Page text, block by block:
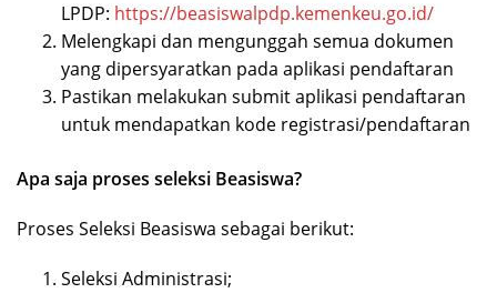
LPDP: https://beasiswalpdp.kemenkeu.go.id/
Melengkapi dan mengunggah semua dokumen
yang dipersyaratkan pada aplikasi pendaftaran
Pastikan melakukan submit aplikasi pendaftaran
untuk mendapatkan kode registrasi/pendaftaran
Apa saja proses seleksi Beasiswa?
Proses Seleksi Beasiswa sebagai berikut:
Seleksi Administrasi;